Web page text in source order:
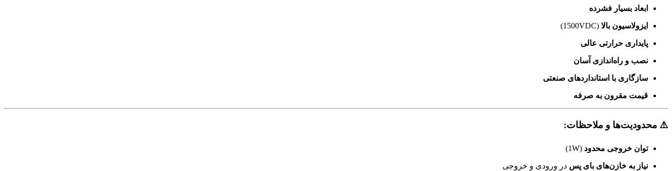
ابعاد بسیار فشرده
ایزولاسیون بالا (1500VDC)
پایداری حرارتی عالی
نصب و راه‌اندازی آسان
سازگاری با استانداردهای صنعتی
قیمت مقرون به صرفه
⚠️ محدودیت‌ها و ملاحظات:
توان خروجی محدود (1W)
نیاز به خازن‌های بای پس در ورودی و خروجی